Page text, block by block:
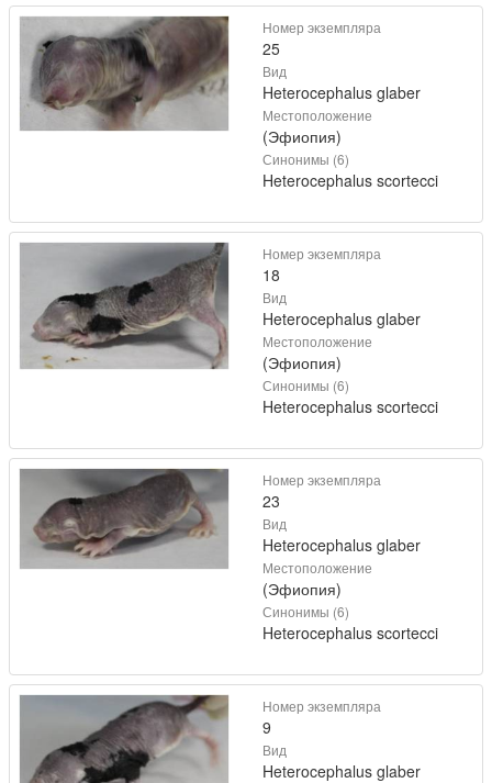
Номер экземпляра
25
Вид
Heterocephalus glaber
Местоположение
(Эфиопия)
Синонимы (6)
Heterocephalus scortecci
Номер экземпляра
18
Вид
Heterocephalus glaber
Местоположение
(Эфиопия)
Синонимы (6)
Heterocephalus scortecci
Номер экземпляра
23
Вид
Heterocephalus glaber
Местоположение
(Эфиопия)
Синонимы (6)
Heterocephalus scortecci
Номер экземпляра
9
Вид
Heterocephalus glaber